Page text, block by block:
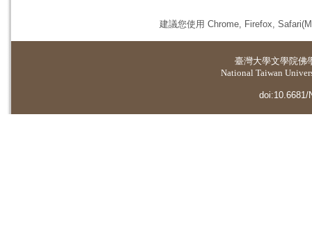
建議您使用 Chrome, Firefox,
臺灣大學文學院佛
National Taiwan
doi:10.6681/